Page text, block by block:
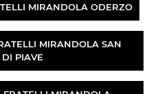
MIRANDOLA ODERZO
MIRANDOLA SAN
PIAVE